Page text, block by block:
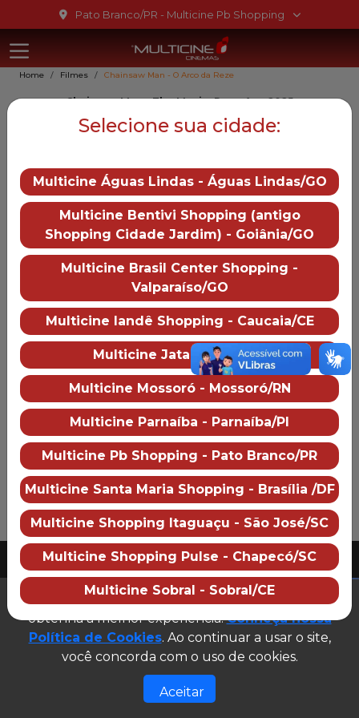
Ir para o conteúdo
Ir para o menu
Pato Branco/PR - Multicine Pb Shopping
Multicine Pb
Home Filmes Chainsaw Man - O Arco da Reze
Chainsaw Man - The Movie: Reze Arc, 2025
Chainsaw Man - O Arco da
18
Gênero::Animação
Duração:
99 min
Distruibução:
Sony Pictures
Trailer
— Chainsaw Man - O
Mais informações
Multicine Pb Shopping
Sobre o cinema
Como chegar
Preço dos ingressos
2026 Multicine cinemas
CNPJ: 07.609.246/0007-08
Desenvolvido e gerenciado por
Site público v1.0.0
Selecione sua cidade:
Multicine Águas Lindas - Águas Lindas/GO
Multicine Bentivi Shopping (antigo
Shopping Cidade Jardim) - Goiânia/GO
Multicine Brasil Center Shopping -
Valparaíso/GO
Multicine Iandê Shopping - Caucaia/CE
Multicine Jataí - Jataí/GO
Multicine Mossoró - Mossoró/RN
Multicine Parnaíba - Parnaíba/PI
Multicine Pb Shopping - Pato Branco/PR
Multicine Santa Maria Shopping - Brasília /DF
Multicine Shopping Itaguaçu - São José/SC
Multicine Shopping Pulse - Chapecó/SC
Multicine Sobral - Sobral/CE
Este site utiliza cookies para garantir que você
obtenha a melhor experiência.Conheça nossa
Política de Cookies. Ao continuar a usar o site,
você concorda com o uso de cookies.
Aceitar